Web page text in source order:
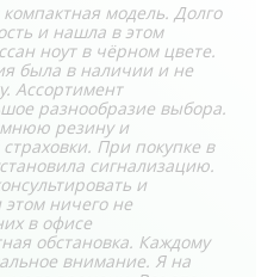
модель. Долго
и нашла в этом
ноут в чёрном цвете.
была в наличии и не
Ассортимент
разнообразие выбора.
резину и
При покупке в
сигнализацию.
и
этом ничего не
в офисе
обстановка. Каждому
внимание. Я на